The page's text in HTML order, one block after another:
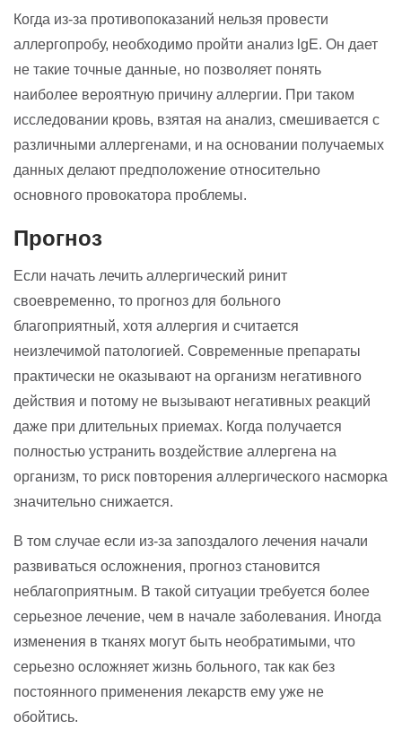
Когда из-за противопоказаний нельзя провести
аллергопробу, необходимо пройти анализ lgE. Он дает
не такие точные данные, но позволяет понять
наиболее вероятную причину аллергии. При таком
исследовании кровь, взятая на анализ, смешивается с
различными аллергенами, и на основании получаемых
данных делают предположение относительно
основного провокатора проблемы.
Прогноз
Если начать лечить аллергический ринит
своевременно, то прогноз для больного
благоприятный, хотя аллергия и считается
неизлечимой патологией. Современные препараты
практически не оказывают на организм негативного
действия и потому не вызывают негативных реакций
даже при длительных приемах. Когда получается
полностью устранить воздействие аллергена на
организм, то риск повторения аллергического насморка
значительно снижается.
В том случае если из-за запоздалого лечения начали
развиваться осложнения, прогноз становится
неблагоприятным. В такой ситуации требуется более
серьезное лечение, чем в начале заболевания. Иногда
изменения в тканях могут быть необратимыми, что
серьезно осложняет жизнь больного, так как без
постоянного применения лекарств ему уже не
обойтись.